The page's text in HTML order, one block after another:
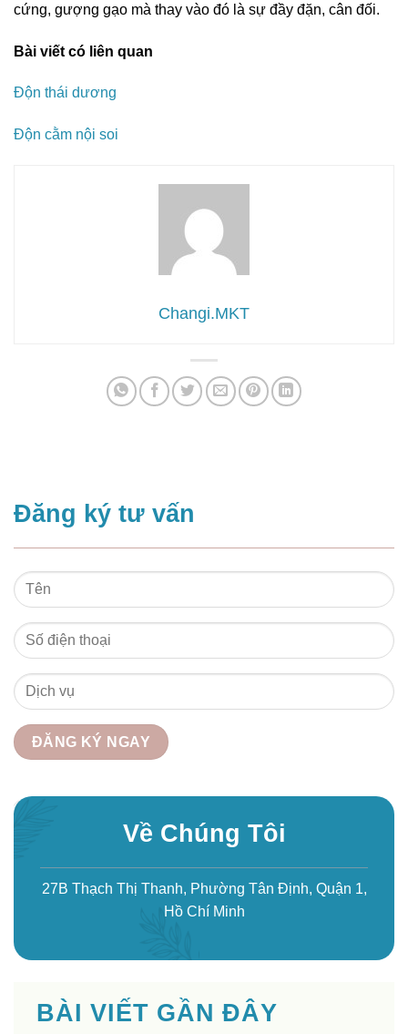
cứng, gượng gạo mà thay vào đó là sự đầy đặn, cân đối.
Bài viết có liên quan
Độn thái dương
Độn cằm nội soi
Changi.MKT
Đăng ký tư vấn
Về Chúng Tôi
27B Thạch Thị Thanh, Phường Tân Định, Quận 1,
Hồ Chí Minh
BÀI VIẾT GẦN ĐÂY